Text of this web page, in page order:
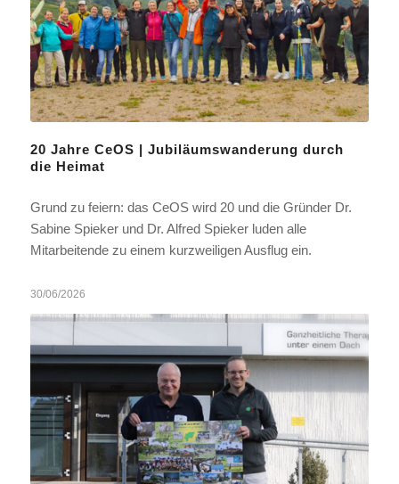
20 Jahre CeOS | Jubiläumswanderung durch
die Heimat
Grund zu feiern: das CeOS wird 20 und die Gründer Dr.
Sabine Spieker und Dr. Alfred Spieker luden alle
Mitarbeitende zu einem kurzweiligen Ausflug ein.
30/06/2026